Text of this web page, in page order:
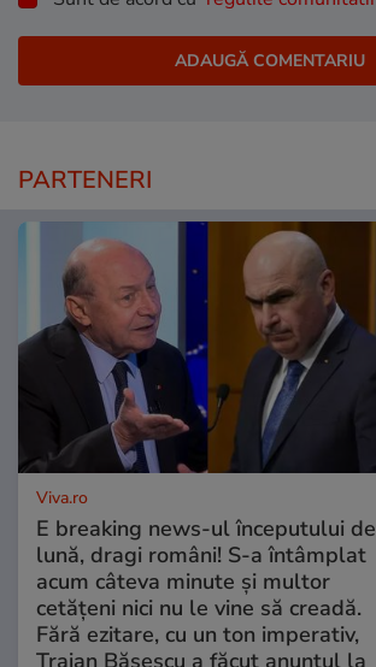
PARTENERI
Viva.ro
E breaking news-ul începutului de
lună, dragi români! S-a întâmplat
acum câteva minute și multor
cetățeni nici nu le vine să creadă.
Fără ezitare, cu un ton imperativ,
Traian Băsescu a făcut anunțul la